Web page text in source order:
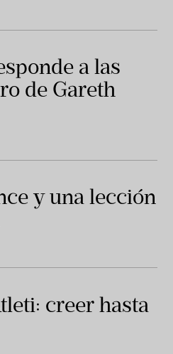
a las
de Gareth
y una lección
creer hasta